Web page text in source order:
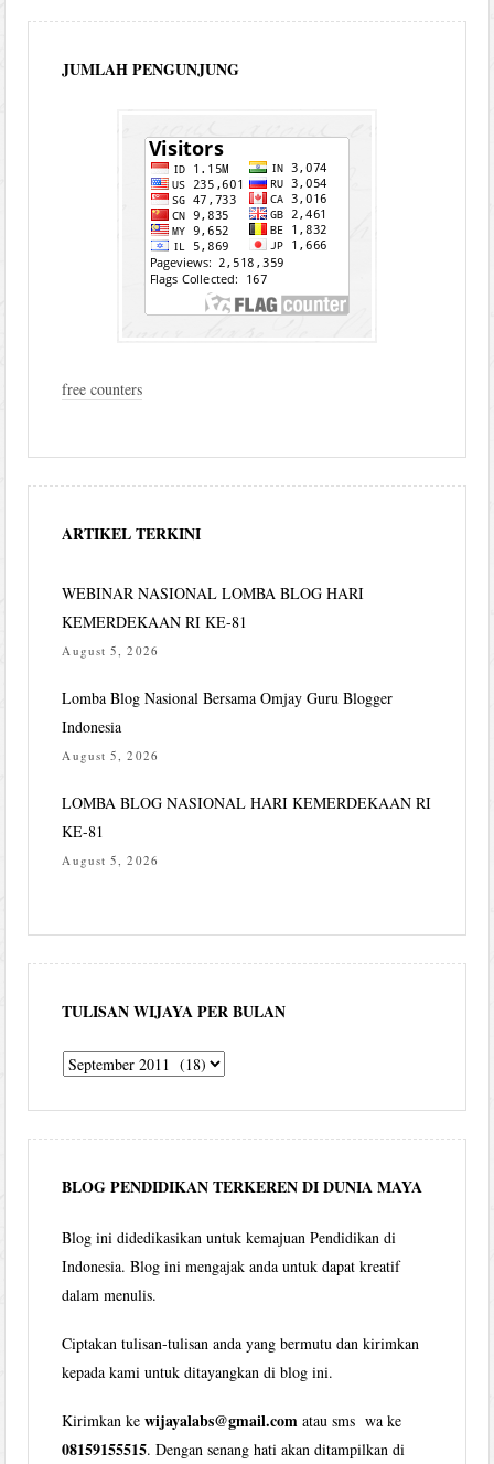
JUMLAH PENGUNJUNG
free counters
ARTIKEL TERKINI
WEBINAR NASIONAL LOMBA BLOG HARI
KEMERDEKAAN RI KE-81
August 5, 2026
Lomba Blog Nasional Bersama Omjay Guru Blogger
Indonesia
August 5, 2026
LOMBA BLOG NASIONAL HARI KEMERDEKAAN RI
KE-81
August 5, 2026
TULISAN WIJAYA PER BULAN
Tulisan
per
bulan
BLOG PENDIDIKAN TERKEREN DI DUNIA MAYA
Blog ini didedikasikan untuk kemajuan Pendidikan di
Indonesia. Blog ini mengajak anda untuk dapat kreatif
dalam menulis.
Ciptakan tulisan-tulisan anda yang bermutu dan kirimkan
kepada kami untuk ditayangkan di blog ini.
Kirimkan kewijayalabs@gmail.com atau sms wa ke
08159155515. Dengan senang hati akan ditampilkan di